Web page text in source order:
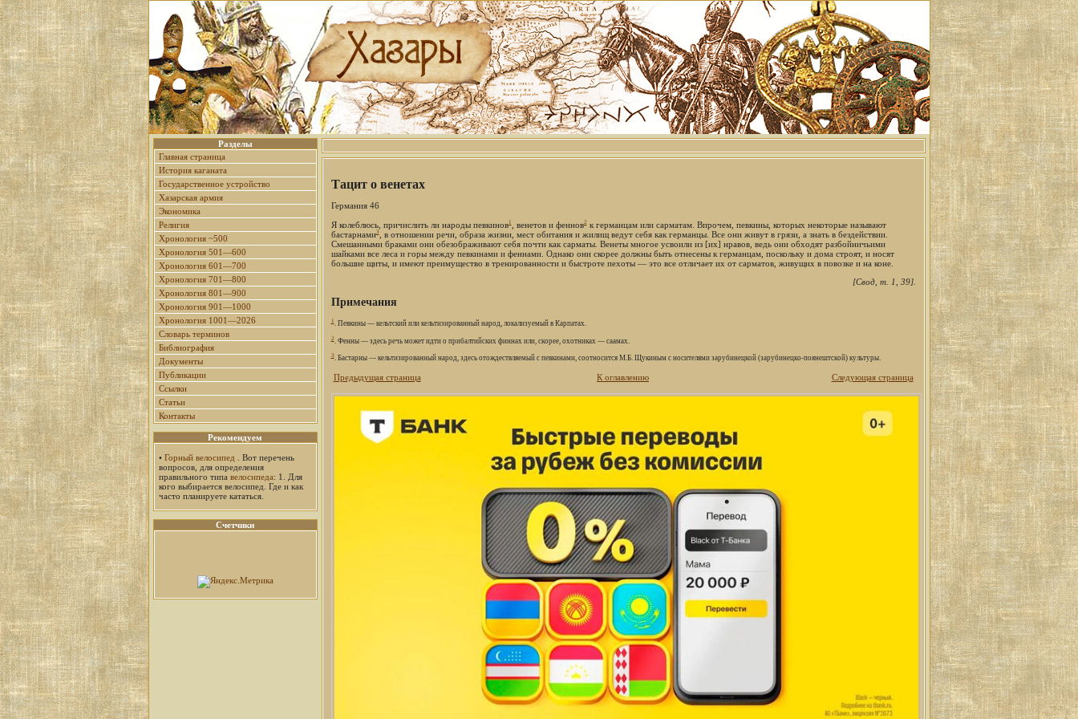
Разделы
Главная страница
История каганата
Государственное устройство
Хазарская армия
Экономика
Религия
Хронология ~500
Хронология 501—600
Хронология 601—700
Хронология 701—800
Хронология 801—900
Хронология 901—1000
Хронология 1001—2026
Словарь терминов
Библиография
Документы
Публикации
Ссылки
Статьи
Контакты
Рекомендуем
• Горный велосипед . Вот перечень
вопросов, для определения
правильного типа велосипеда: 1. Для
кого выбирается велосипед. Где и как
часто планируете кататься.
Счетчики
Тацит о венетах
Германия 46
Я колеблюсь, причислить ли народы певкинов 1 , венетов и феннов2к германцам или сарматам. Впрочем, певкины, которых некоторые называют
бастарнами3, в отношении речи, образа жизни, мест обитания и жилищ ведут себя как германцы. Все они живут в грязи, а знать в бездействии.
Смешанными браками они обезображивают себя почти как сарматы. Венеты многое усвоили из [их] нравов, ведь они обходят разбойничьими
шайками все леса и горы между певкинами и феннами. Однако они скорее должны быть отнесены к германцам, поскольку и дома строят, и носят
большие щиты, и имеют преимущество в тренированности и быстроте пехоты — это все отличает их от сарматов, живущих в повозке и на коне.
[Свод, т. 1, 39].
Примечания
1. Певкины — кельтский или кельтизированный народ, локализуемый в Карпатах.
2. Фенны — здесь речь может идти о прибалтийских финнах или, скорее, охотниках — саамах.
3. Бастарны — кельтизированный народ, здесь отождествляемый с певкинами, соотносится М.Б. Щукиным с носителями зарубинецкой (зарубинецко-поянештской) культуры.
Предыдущая страница К оглавлению Следующая страница